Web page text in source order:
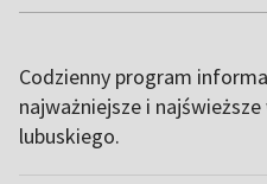
Codzienny program
najważniejsze i
lubuskiego.